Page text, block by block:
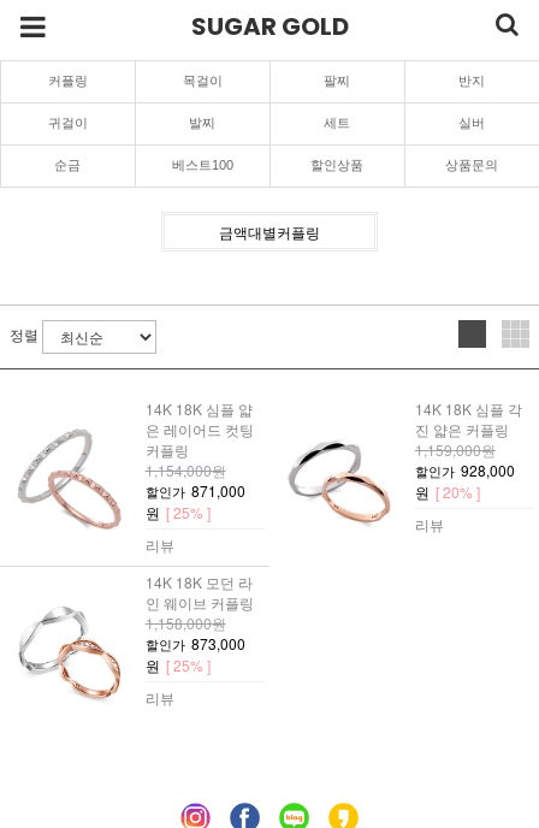
SUGAR GOLD
커플링 목걸이 팔찌 반지
귀걸이 발찌 세트 실버
순금 베스트100 할인상품 상품문의
금액대별커플링
정렬
14K 18K 심플 얇
은 레이어드 컷팅
커플링
1,154,000원
할인가 871,000
원 [ 25% ]
리뷰
14K 18K 심플 각
진 얇은 커플링
1,159,000원
할인가 928,000
원 [ 20% ]
리뷰
14K 18K 모던 라
인 웨이브 커플링
1,158,000원
할인가 873,000
원 [ 25% ]
리뷰